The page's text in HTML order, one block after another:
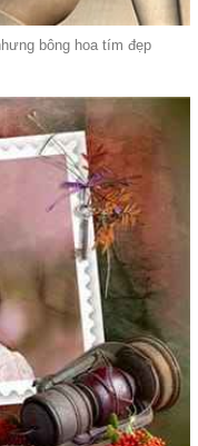
bông hoa tím đẹp